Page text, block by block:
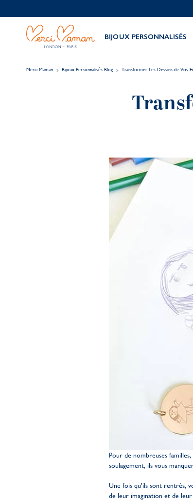
BIJOUX PERSONNALISÉS
Merci Maman Bijoux Personnalisés Blog Transformer Les Dessins de Vos
Pour de nombreuses
soulagement, ils vous
Une fois qu'ils sont rentrés,
de leur imagination et de